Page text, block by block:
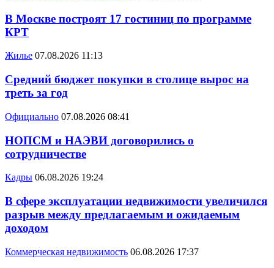
В Москве построят 17 гостиниц по программе
КРТ
Жилье 07.08.2026 11:13
Средний бюджет покупки в столице вырос на
треть за год
Официально 07.08.2026 08:41
НОПСМ и НАЭВИ договорились о
сотрудничестве
Кадры 06.08.2026 19:24
В сфере эксплуатации недвижимости увеличился
разрыв между предлагаемым и ожидаемым
доходом
Коммерческая недвижимость 06.08.2026 17:37